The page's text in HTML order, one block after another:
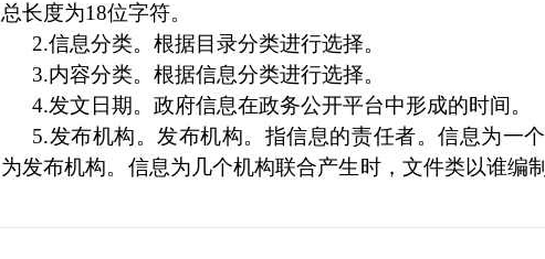
总长度为18位字符。
2.信息分类。根据目录分类进行选择。
3.内容分类。根据信息分类进行选择。
4.发文日期。政府信息在政务公开平台中形成的时间。
5.发布机构。发布机构。指信息的责任者。信息为一
为发布机构。信息为几个机构联合产生时，文件类以谁编
用全称，不能使用简称。